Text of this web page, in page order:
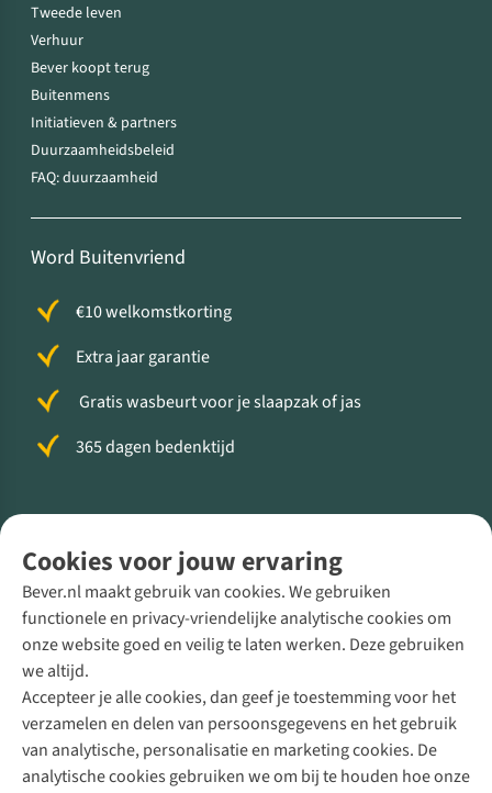
Cookies voor jouw ervaring
Bever.nl maakt gebruik van cookies. We gebruiken
functionele en privacy-vriendelijke analytische cookies om
onze website goed en veilig te laten werken. Deze gebruiken
we altijd.
Accepteer je alle cookies, dan geef je toestemming voor het
verzamelen en delen van persoonsgegevens en het gebruik
van analytische, personalisatie en marketing cookies. De
analytische cookies gebruiken we om bij te houden hoe onze
Tweede leven
Verhuur
Bever koopt terug
Buitenmens
Initiatieven & partners
Duurzaamheidsbeleid
FAQ: duurzaamheid
Word Buitenvriend
€10 welkomstkorting
Extra jaar garantie
Gratis wasbeurt voor je slaapzak of jas
365 dagen bedenktijd
Direct advies van een Buitenexpert
+31 (0)85 888 50 88
+31 6 12 28 49 80
Contactformulier